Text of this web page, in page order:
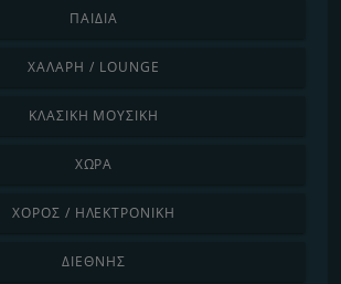
ΠΑΙΔΙΆ
ΧΑΛΑΡΉ / LOUNGE
ΚΛΑΣΙΚΉ ΜΟΥΣΙΚΉ
ΧΏΡΑ
ΧΟΡΌΣ / ΗΛΕΚΤΡΟΝΙΚΉ
ΔΙΕΘΝΉΣ